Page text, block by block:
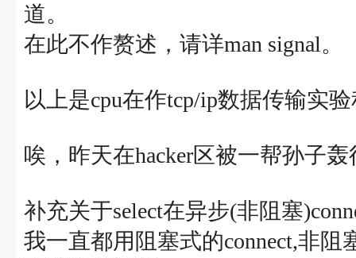
道。
在此不作赘述，请详man signal。
以上是cpu在作tcp/ip数据传输实
唉，昨天在hacker区被一帮孙子
补充关于select在异步(非阻塞
我一直都用阻塞式的connect,非阻